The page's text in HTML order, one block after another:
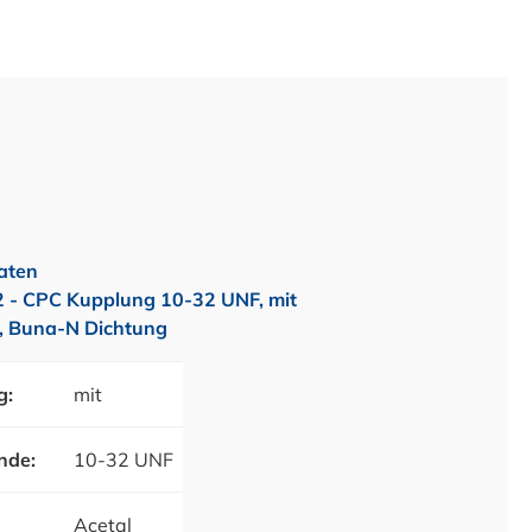
- CPC Kupplung 10-32 UNF, mit
Buna-N Dichtung
mit
10-32 UNF
Acetal